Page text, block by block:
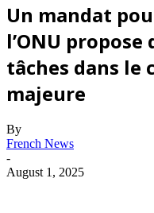
Un mandat
l’ONU
tâches dans le
majeure
By
French News
-
August 1, 2025